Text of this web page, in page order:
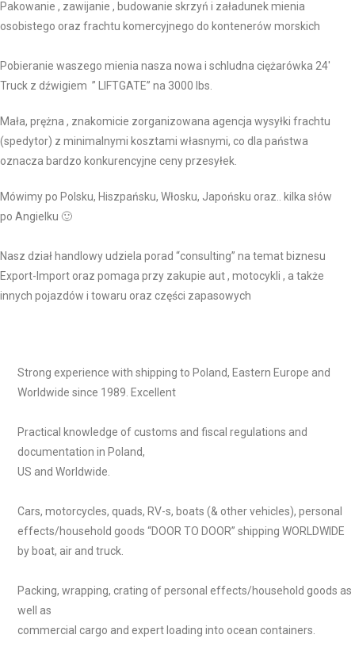
Pakowanie , zawijanie , budowanie skrzyń i załadunek mienia
osobistego oraz frachtu komercyjnego do kontenerów morskich
Pobieranie waszego mienia nasza nowa i schludna ciężarówka 24′
Truck z dźwigiem ” LIFTGATE” na 3000 lbs.
Mała, prężna , znakomicie zorganizowana agencja wysyłki frachtu
(spedytor) z minimalnymi kosztami własnymi, co dla państwa
oznacza bardzo konkurencyjne ceny przesyłek.
Mówimypo Polsku, Hiszpańsku, Włosku, Japońsku oraz.. kilka słów
po Angielku 🙂
Nasz dział handlowy udziela porad “consulting” na temat biznesu
Export-Import oraz pomaga przy zakupie aut , motocykli , a także
innych pojazdów i towaru oraz części zapasowych
Strong experience with shipping to Poland, Eastern Europe and
Worldwide since 1989. Excellent
Practical knowledge of customs and fiscal regulations and
documentation in Poland,
US and Worldwide.
Cars, motorcycles, quads, RV-s, boats (& othervehicles), personal
effects/household goods “DOOR TO DOOR” shipping WORLDWIDE
by boat, air and truck.
Packing, wrapping, crating ofpersonal effects/household goods as
well as
commercial cargo and expert loading into ocean containers.